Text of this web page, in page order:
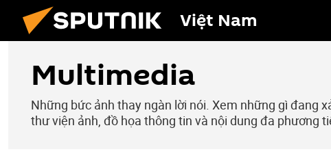
Việt Nam
Multimedia
Những bức ảnh thay ngàn lời nói. Xem những gì đang
thư viện ảnh, đồ họa thông tin và nội dung đa phương